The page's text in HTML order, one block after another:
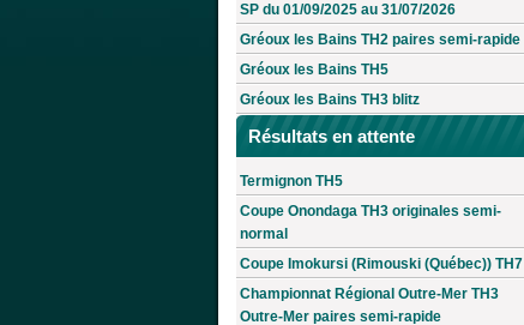
SP du 01/09/2025 au 31/07/2026
Gréoux les Bains TH2 paires semi-rapide
Gréoux les Bains TH5
Gréoux les Bains TH3 blitz
Résultats en attente
Termignon TH5
Coupe Onondaga TH3 originales semi-
normal
Coupe Imokursi (Rimouski (Québec)) TH7
Championnat Régional Outre-Mer TH3
Outre-Mer paires semi-rapide